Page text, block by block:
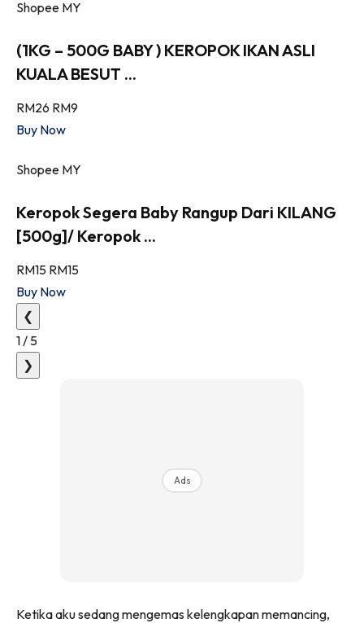
Shopee MY
(1KG – 500G BABY ) KEROPOK IKAN ASLI
KUALA BESUT ...
RM26 RM9
Buy Now
Shopee MY
Keropok Segera Baby Rangup Dari KILANG
[500g]/ Keropok ...
RM15 RM15
Buy Now
❮
1 / 5
❯
Ads
Ketika aku sedang mengemas kelengkapan memancing,